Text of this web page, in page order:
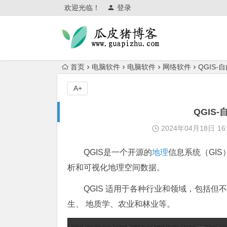
欢迎光临！ 登录
首页 电脑软件 电脑软件 网络软件 QGIS-
QGIS-
2024年04月18日
QGIS是一个开源的地理信息系统（GIS
析和可视化地理空间数据。
QGIS 适用于各种行业和领域，包括但
生、 地质学、农业和林业等。
A+